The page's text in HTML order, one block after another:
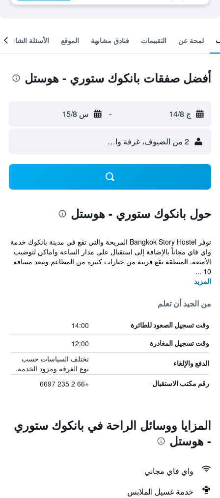
لمحة عن التقييمات فنادق مشابهة الموقع الأسئلة الشائعة
أفضل صفقات بانكوك ستوري - هوستل
ج 14/8 - س 15/8
2 من الضيوف، غرفة واحدة
حول بانكوك ستوري - هوستل
توفر Bangkok Story Hostel المريحة والتي تقع في مدينة بانكوك خدمة
واي فاي مجاناً بالإضافة إلى استقبال على مدار الساعة واماكن لتوضيب
الأمتعة. المنطقة تقع قريبة من خيارات كثيرة من المطاعم وتبعد مسافة
10 ...
المزيد
من الجيد أن تعلم
وقت تسجيل الصعود للطائرة 14:00
وقت تسجيل المغادرة 12:00
الدفع والإلغاء
تختلف السياسات حسب
نوع الغرفة ومزود الخدمة.
رقم مكتب الاستقبال +66 2 235 6697
المزايا ووسائل الراحة في بانكوك ستوري
- هوستل
واي فاي مجاني
خدمة غسيل الملابس